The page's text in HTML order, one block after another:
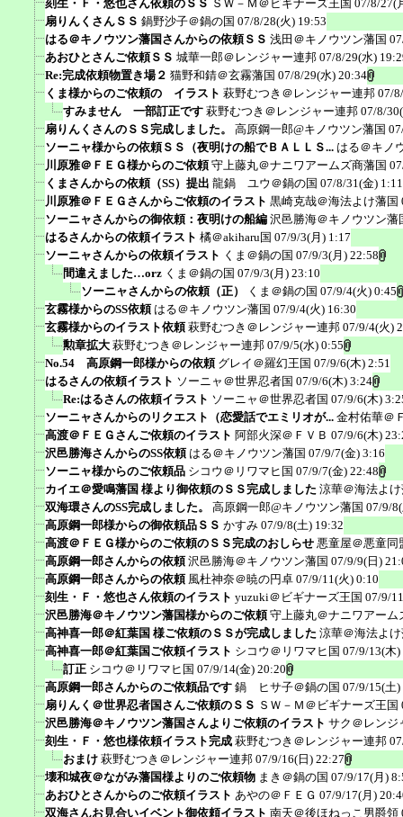
刻生・Ｆ・悠也さん依頼のＳＳ ＳＷ－Ｍ＠ビギナーズ王国 07/8/27(
扇りんくさんＳＳ 鍋野沙子＠鍋の国 07/8/28(火) 19:53
はる＠キノウツン藩国さんからの依頼ＳＳ 浅田＠キノウツン藩国
あおひとさんご依頼ＳＳ 城華一郎＠レンジャー連邦 07/8/29(水)
Re:完成依頼物置き場２ 猫野和錆＠玄霧藩国 07/8/29(水) 20:34
くま様からのご依頼の イラスト 萩野むつき＠レンジャー連邦 07/
すみません 一部訂正です 萩野むつき＠レンジャー連邦 07/8/
扇りんくさんのＳＳ完成しました。
高原鋼一郎@キノウツン藩国
ソーニャ様からの依頼ＳＳ（夜明けの船でＢＡＬＬＳ... はる＠キノ
川原雅＠ＦＥＧ様からのご依頼 守上藤丸＠ナニワアームズ商藩国
くまさんからの依頼（SS）提出 龍鍋 ユウ＠鍋の国 07/8/31(金) 1:11
川原雅＠ＦＥＧさんからご依頼のイラスト 黒崎克哉＠海法よけ藩国
ソーニャさんからの御依頼：夜明けの船編 沢邑勝海＠キノウツン藩
はるさんからの依頼イラスト 橘＠akiharu国 07/9/3(月) 1:17
ソーニャさんからの依頼イラスト くま＠鍋の国 07/9/3(月) 22:58
間違えました…orz くま＠鍋の国 07/9/3(月) 23:10
ソーニャさんからの依頼（正）
くま＠鍋の国 07/9/4(火) 0:45
玄霧様からのSS依頼 はる＠キノウツン藩国 07/9/4(火) 16:30
玄霧様からのイラスト依頼 萩野むつき＠レンジャー連邦 07/9/4(火)
勲章拡大 萩野むつき＠レンジャー連邦 07/9/5(水) 0:55
No.54 高原鋼一郎様からの依頼 グレイ＠羅幻王国 07/9/6(木) 2:51
はるさんの依頼イラスト ソーニャ＠世界忍者国 07/9/6(木) 3:24
Re:はるさんの依頼イラスト ソーニャ＠世界忍者国 07/9/6(木)
ソーニャさんからのリクエスト（恋愛話でエミリオが... 金村佑華＠
高渡＠ＦＥＧさんご依頼のイラスト 阿部火深＠ＦＶＢ 07/9/6(木)
沢邑勝海さんからのSS依頼 はる＠キノウツン藩国 07/9/7(金) 3:16
ソーニャ様からのご依頼品 シコウ＠リワマヒ国 07/9/7(金) 22:48
カイエ＠愛鳴藩国 様より御依頼のＳＳ完成しました 涼華＠海法よ
双海環さんのSS完成しました。
高原鋼一郎@キノウツン藩国 07/9/
高原鋼一郎様からの御依頼品ＳＳ かすみ 07/9/8(土) 19:32
高渡＠ＦＥＧ様からのご依頼のＳＳ完成のおしらせ 悪童屋＠悪童同
高原鋼一郎さんからの依頼 沢邑勝海＠キノウツン藩国 07/9/9(日)
高原鋼一郎さんからの依頼 風杜神奈＠暁の円卓 07/9/11(火) 0:10
刻生・Ｆ・悠也さん依頼のイラスト yuzuki＠ビギナーズ王国 07/9/
沢邑勝海＠キノウツン藩国様からのご依頼 守上藤丸＠ナニワアーム
高神喜一郎＠紅葉国 様ご依頼のＳＳが完成しました 涼華＠海法よ
高神喜一郎＠紅葉国ご依頼イラスト シコウ＠リワマヒ国 07/9/13(木)
訂正 シコウ＠リワマヒ国 07/9/14(金) 20:20
高原鋼一郎さんからのご依頼品です 鍋 ヒサ子＠鍋の国 07/9/15(土)
扇りんく＠世界忍者国さんご依頼のＳＳ ＳＷ－Ｍ＠ビギナーズ王国
沢邑勝海＠キノウツン藩国さんよりご依頼のイラスト サク＠レンジ
刻生・Ｆ・悠也様依頼イラスト完成 萩野むつき＠レンジャー連邦
おまけ 萩野むつき＠レンジャー連邦 07/9/16(日) 22:27
壊和城夜＠ながみ藩国様よりのご依頼物 まき＠鍋の国 07/9/17(月)
あおひとさんからのご依頼イラスト あやの＠ＦＥＧ 07/9/17(月)
双海さんお見合いイベント御依頼イラスト 南天＠後ほねっこ男爵領